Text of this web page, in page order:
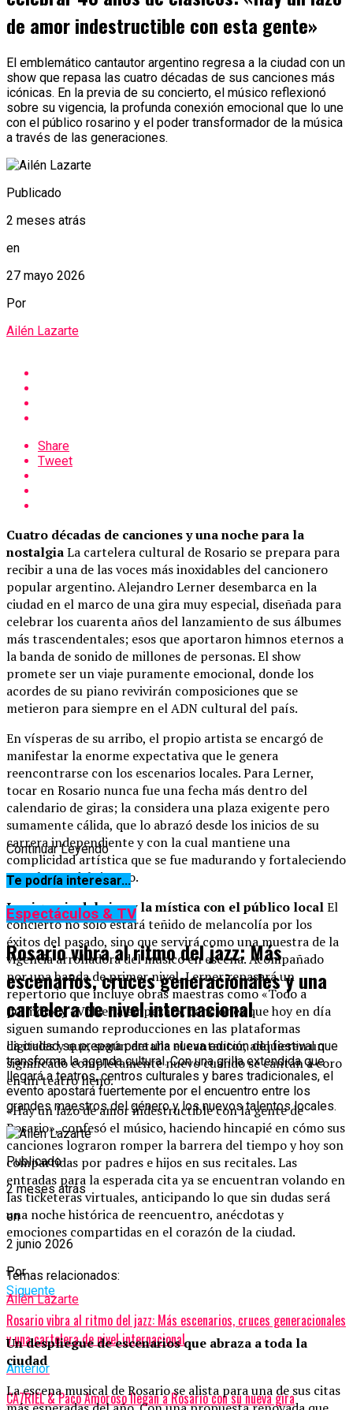
de amor indestructible con esta gente»
El emblemático cantautor argentino regresa a la ciudad con un
show que repasa las cuatro décadas de sus canciones más
icónicas. En la previa de su concierto, el músico reflexionó
sobre su vigencia, la profunda conexión emocional que lo une
con el público rosarino y el poder transformador de la música
a través de las generaciones.
Publicado
2 meses atrás
en
27 mayo 2026
Por
Ailén Lazarte
Share
Tweet
Cuatro décadas de canciones y una noche para la
nostalgiaLa cartelera cultural de Rosario se prepara para
recibir a una de las voces más inoxidables del cancionero
popular argentino. Alejandro Lerner desembarca en la
ciudad en el marco de una gira muy especial, diseñada para
celebrar los cuarenta años del lanzamiento de sus álbumes
más trascendentales; esos que aportaron himnos eternos a
la banda de sonido de millones de personas. El show
promete ser un viaje puramente emocional, donde los
acordes de su piano revivirán composiciones que se
metieron para siempre en el ADN cultural del país.
En vísperas de su arribo, el propio artista se encargó de
manifestar la enorme expectativa que le genera
reencontrarse con los escenarios locales. Para Lerner,
tocar en Rosario nunca fue una fecha más dentro del
calendario de giras; la considera una plaza exigente pero
sumamente cálida, que lo abrazó desde los inicios de su
carrera independiente y con la cual mantiene una
complicidad artística que se fue madurando y fortaleciendo
con el paso del tiempo.
La vigencia del vivo y la mística con el público localEl
concierto no solo estará teñido de melancolía por los
éxitos del pasado, sino que servirá como una muestra de la
vigencia arrolladora del músico en escena. Acompañado
por una banda de primer nivel, Lerner repasará un
repertorio que incluye obras maestras como «Todo a
pulmón» y «Volver a empezar», canciones que hoy en día
siguen sumando reproducciones en las plataformas
digitales y que, según detalla el cantautor, adquieren un
significado completamente nuevo cuando se cantan a coro
en un teatro lleno.
«Hay un lazo de amor indestructible con la gente de
Rosario», confesó el músico, haciendo hincapié en cómo sus
canciones lograron romper la barrera del tiempo y hoy son
compartidas por padres e hijos en sus recitales. Las
entradas para la esperada cita ya se encuentran volando en
las ticketeras virtuales, anticipando lo que sin dudas será
una noche histórica de reencuentro, anécdotas y
emociones compartidas en el corazón de la ciudad.
Temas relacionados:
Siguente
Rosario vibra al ritmo del jazz: Más escenarios, cruces generacionales
y una cartelera de nivel internacional
Anterior
CA7RIEL & Paco Amoroso llegan a Rosario con su nueva gira
Continuar Leyendo
Te podría interesar...
Espectáculos & TV
Rosario vibra al ritmo del jazz: Más
escenarios, cruces generacionales y una
cartelera de nivel internacional
La ciudad se prepara para una nueva edición del festival que
transforma la agenda cultural. Con una grilla extendida que
llegará a teatros, centros culturales y bares tradicionales, el
evento apostará fuertemente por el encuentro entre los
grandes maestros del género y los nuevos talentos locales.
Publicado
2 meses atrás
en
2 junio 2026
Por
Ailén Lazarte
Un despliegue de escenarios que abraza a toda la
ciudad
La escena musical de Rosario se alista para una de sus citas